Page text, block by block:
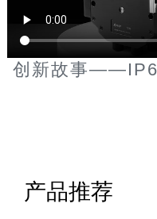
创新故事
产品推荐